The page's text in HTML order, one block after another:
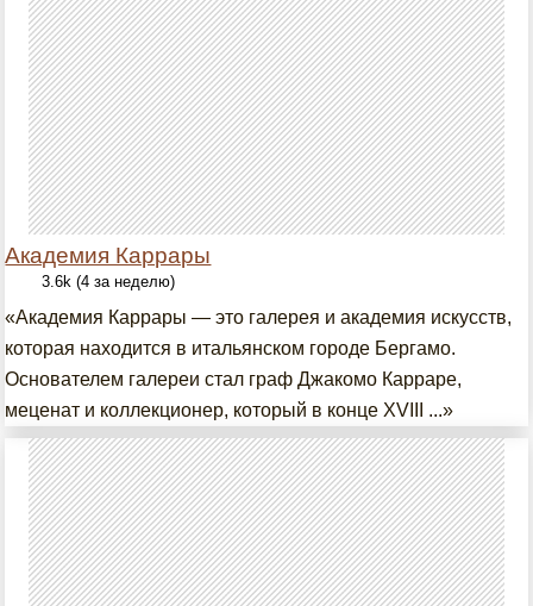
Академия Каррары
3.6k (4 за неделю)
«Академия Каррары — это галерея и академия искусств,
которая находится в итальянском городе Бергамо.
Основателем галереи стал граф Джакомо Карраре,
меценат и коллекционер, который в конце ХVIII ...»